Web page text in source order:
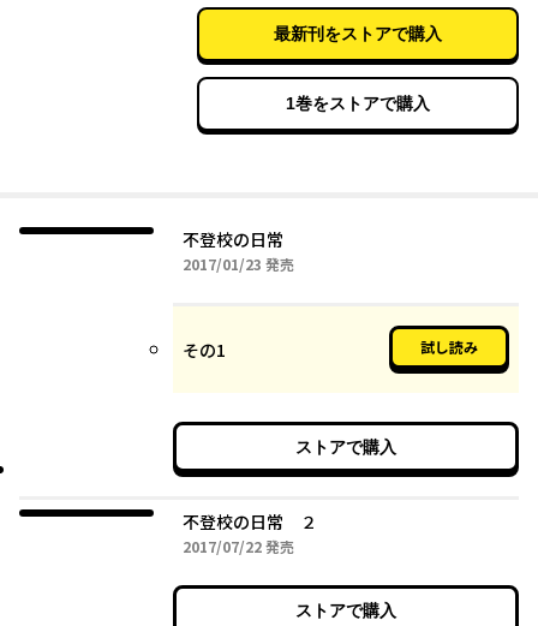
最新刊をストアで購入
1巻をストアで購入
不登校の日常
2017/01/23 2017年01月23日
発売
その1 試し読み
ストアで購入
不登校の日常 ２
2017/07/222017年07月22日
発売
ストアで購入